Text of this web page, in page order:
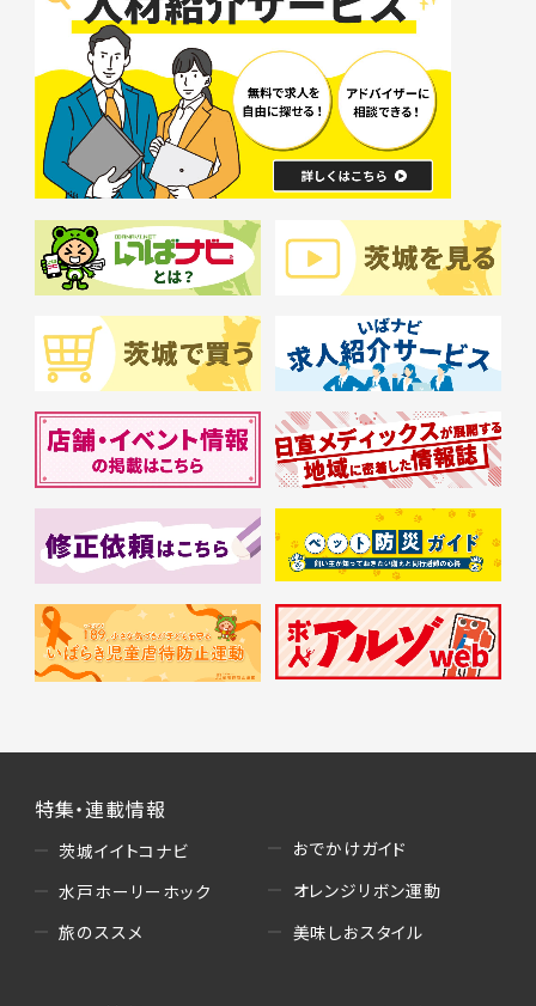
特集・連載情報
茨城イイトコナビ
水戸ホーリーホック
旅のススメ
おでかけガイド
オレンジリボン運動
美味しおスタイル